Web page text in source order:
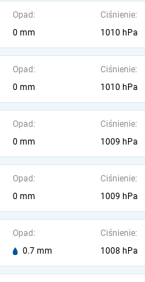
Opad:
0 mm
Ciśnienie:
1010 hPa
Opad:
0 mm
Ciśnienie:
1010 hPa
Opad:
0 mm
Ciśnienie:
1009 hPa
Opad:
0 mm
Ciśnienie:
1009 hPa
Opad:
0.7 mm
Ciśnienie:
1008 hPa